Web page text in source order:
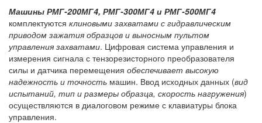
Машины РМГ-200МГ4, РМГ-300МГ4 и РМГ-500МГ4
комплектуются клиновыми захватами с гидравлическим
приводом зажатия образцов и выносным пультом
управления захватами. Цифровая система управления и
измерения сигнала с тензорезисторного преобразователя
силы и датчика перемещения обеспечивает высокую
надежность и точность машин. Ввод исходных данных (вид
испытаний, тип и размеры образца, скорость нагружения)
осуществляются в диалоговом режиме с клавиатуры блока
управления.